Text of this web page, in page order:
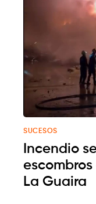
SUCESOS
Incendio
La Guaira